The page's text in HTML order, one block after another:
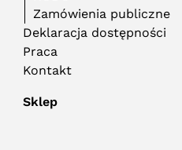
Zamówienia publiczne
Deklaracja dostępności
Praca
Kontakt
Sklep